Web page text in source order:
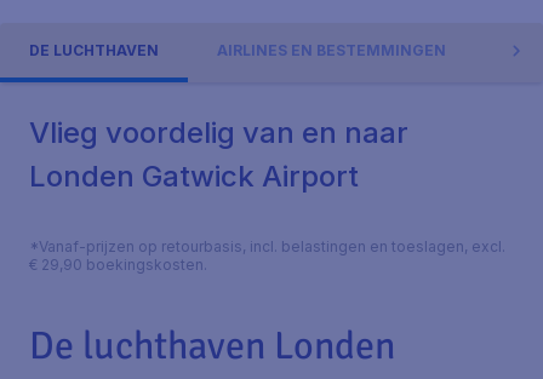
DE LUCHTHAVEN AIRLINES EN BESTEMMINGEN
Vlieg voordelig van en naar
Londen Gatwick Airport
*Vanaf-prijzen op retourbasis, incl. belastingen en toeslagen, excl.
€ 29,90 boekingskosten.
De luchthaven Londen